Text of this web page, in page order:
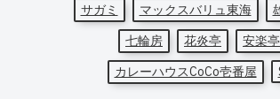
サガミ
マックスバリュ東海
七輪房
花炎亭 安楽亭
カレーハウスCoCo壱番屋